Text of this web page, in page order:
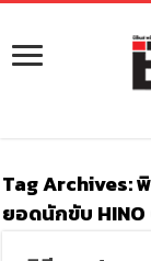
Tag Archives:
ยอดนักขับ HINO